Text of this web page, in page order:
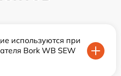
используются при
Bork WB SEW